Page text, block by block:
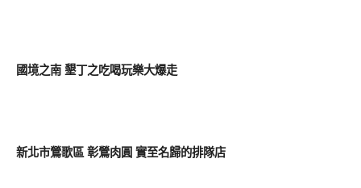
國境之南 墾丁之吃喝玩樂大爆走
新北市鶯歌區 彰鶯肉圓 實至名歸的排隊店